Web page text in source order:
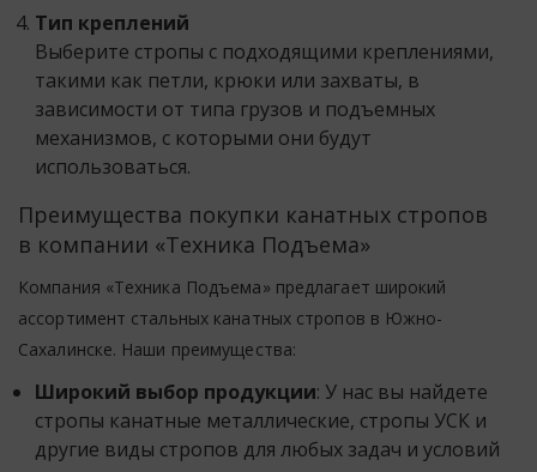
Тип креплений
Выберите стропы с подходящими креплениями,
такими как петли, крюки или захваты, в
зависимости от типа грузов и подъемных
механизмов, с которыми они будут
использоваться.
Преимущества покупки канатных стропов
в компании «Техника Подъема»
Компания «Техника Подъема» предлагает широкий
ассортимент стальных канатных стропов в Южно-
Сахалинске. Наши преимущества:
Широкий выбор продукции: У нас вы найдете
стропы канатные металлические, стропы УСК и
другие виды стропов для любых задач и условий